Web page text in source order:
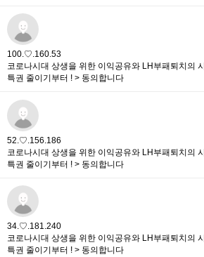
100.♡.160.53
코로나시대 상생을 위한 이익공유와 LH부패퇴치의
특권 줄이기부터 ! > 동의합니다
52.♡.156.186
코로나시대 상생을 위한 이익공유와 LH부패퇴치의
특권 줄이기부터 ! > 동의합니다
34.♡.181.240
코로나시대 상생을 위한 이익공유와 LH부패퇴치의
특권 줄이기부터 ! > 동의합니다